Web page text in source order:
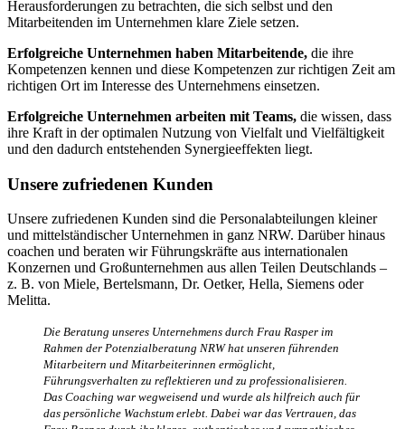
Herausforderungen zu betrachten, die sich selbst und den
Mitarbeitenden im Unternehmen klare Ziele setzen.
Erfolgreiche Unternehmen haben Mitarbeitende, die ihre
Kompetenzen kennen und diese Kompetenzen zur richtigen Zeit am
richtigen Ort im Interesse des Unternehmens einsetzen.
Erfolgreiche Unternehmen arbeiten mit Teams, die wissen, dass
ihre Kraft in der optimalen Nutzung von Vielfalt und Vielfältigkeit
und den dadurch entstehenden Synergieeffekten liegt.
Unsere zufriedenen Kunden
Unsere zufriedenen Kunden sind die Personalabteilungen kleiner
und mittelständischer Unternehmen in ganz NRW. Darüber hinaus
coachen und beraten wir Führungskräfte aus internationalen
Konzernen und Großunternehmen aus allen Teilen Deutschlands –
z. B. von Miele, Bertelsmann, Dr. Oetker, Hella, Siemens oder
Melitta.
Die Beratung unseres Unternehmens durch Frau Rasper im
Rahmen der Potenzialberatung NRW hat unseren führenden
Mitarbeitern und Mitarbeiterinnen ermöglicht,
Führungsverhalten zu reflektieren und zu professionalisieren.
Das Coaching war wegweisend und wurde als hilfreich auch für
das persönliche Wachstum erlebt. Dabei war das Vertrauen, das